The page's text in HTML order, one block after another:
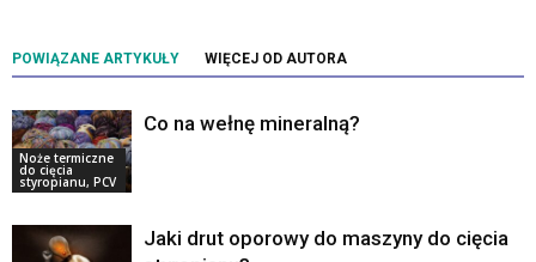
POWIĄZANE ARTYKUŁY WIĘCEJ OD AUTORA
Noże termiczne
do cięcia
styropianu, PCV
Co na wełnę mineralną?
Jaki drut oporowy do maszyny do cięcia